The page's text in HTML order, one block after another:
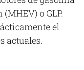
o GLP.
el
actuales.